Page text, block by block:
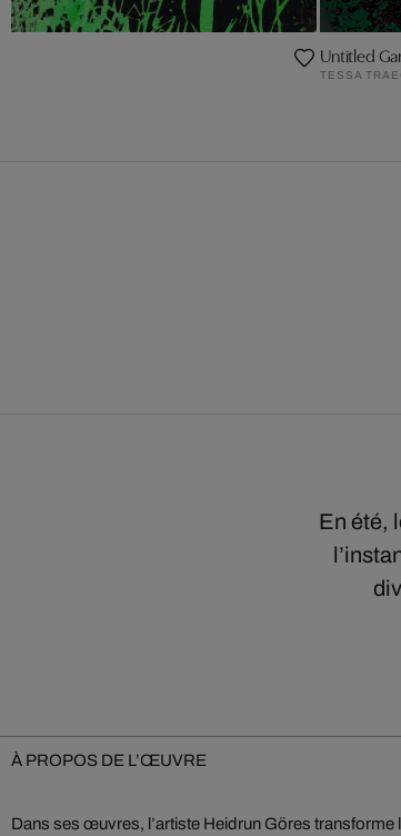
Untitled
TESSA
En été,
À PROPOS DE L’ŒUVRE
Dans ses œuvres, l’artiste Heidrun Göres transforme
Heidrun Göres travaille à l’instar d’une peintre, disposant et